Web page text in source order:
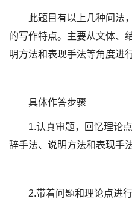
此题目有以上几种问法
的写作特点。主要从文体、
明方法和表现手法等角度进
具体作答步骤
1.认真审题，回忆理论
辞手法、说明方法和表现手
2.带着问题和理论点进